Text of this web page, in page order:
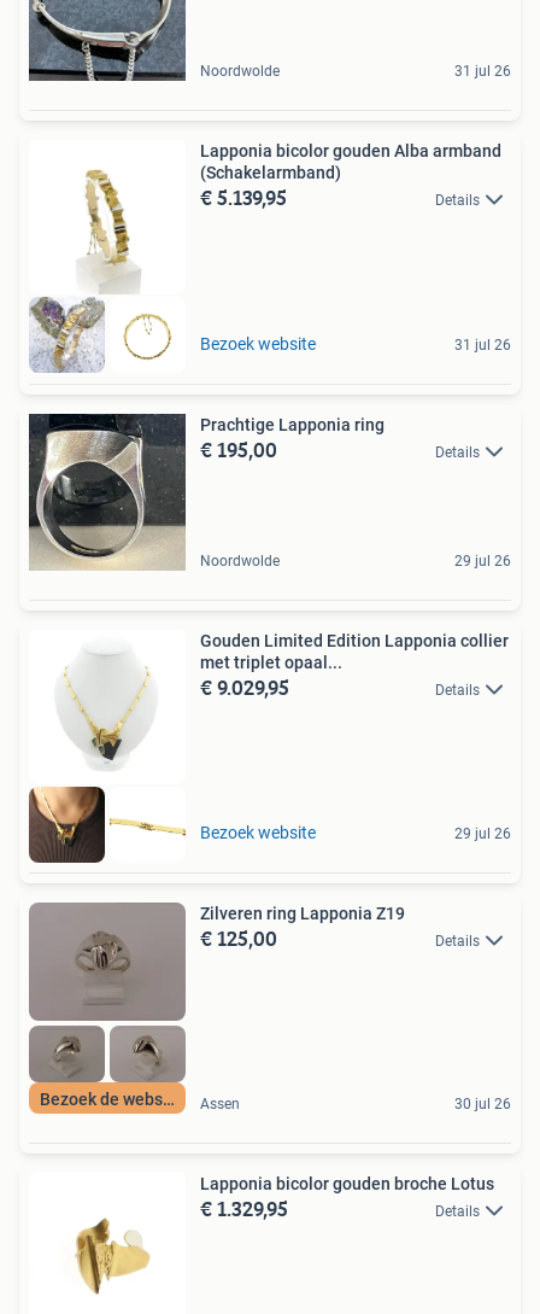
Noordwolde 31 jul 26
Lapponia bicolor gouden Alba armband
(Schakelarmband)
€ 5.139,95 Details
Bezoek website 31 jul 26
Prachtige Lapponia ring
€ 195,00 Details
Noordwolde 29 jul 26
Gouden Limited Edition Lapponia collier
met triplet opaal...
€ 9.029,95 Details
Bezoek website 29 jul 26
Bezoek de webshop
Zilveren ring Lapponia Z19
€ 125,00 Details
Assen 30 jul 26
Lapponia bicolor gouden broche Lotus
€ 1.329,95 Details